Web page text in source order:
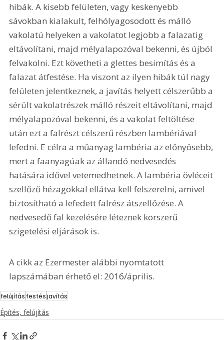
hibák. A kisebb felületen, vagy keskenyebb
sávokban kialakult, felhólyagosodott és málló
vakolatú helyeken a vakolatot legjobb a falazatig
eltávolítani, majd mélyalapozóval bekenni, és újból
felvakolni. Ezt követheti a glettes besimítás és a
falazat átfestése. Ha viszont az ilyen hibák túl nagy
felületen jelentkeznek, a javítás helyett célszerűbb a
sérült vakolatrészek málló részeit eltávolítani, majd
mélyalapozóval bekenni, és a vakolat feltöltése
után ezt a falrészt célszerű részben lambériával
lefedni. E célra a műanyag lambéria az előnyösebb,
mert a faanyagúak az állandó nedvesedés
hatására idővel vetemedhetnek. A lambéria övléceit
szellőző hézagokkal ellátva kell felszerelni, amivel
biztosítható a lefedett falrész átszellőzése. A
nedvesedő fal kezelésére léteznek korszerű
szigetelési eljárások is.
A cikk az Ezermester alábbi nyomtatott
lapszámában érhető el: 2016/április.
felújításfestésjavítás
Építés, felújítás